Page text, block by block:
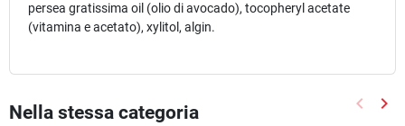
persea gratissima oil (olio di avocado), tocopheryl acetate
(vitamina e acetato), xylitol, algin.
Nella stessa categoria keyboard_arrow_left keyboard_arrow_right